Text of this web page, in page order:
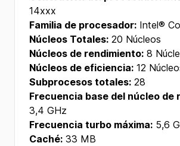
14xxx
Familia de procesador: Intel®
Núcleos Totales: 20 Núcleos
Núcleos de rendimiento: 8
Núcleos de eficiencia: 12
Subprocesos totales: 28
Frecuencia base del núcleo de
3,4 GHz
Frecuencia turbo máxima: 5,6
Caché: 33 MB